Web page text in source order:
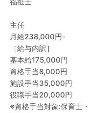
福祉士
主任
月給238,000円-
［給与内訳］
基本給175,000円
資格手当8,000円
施設手当35,000円
役職手当20,000円
※資格手当対象:保育士